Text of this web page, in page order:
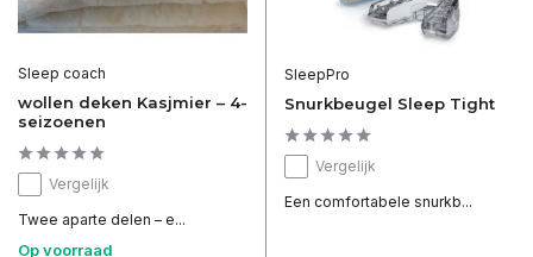
Sleep coach
wollen deken Kasjmier – 4-
seizoenen
Vergelijk
Twee aparte delen – e...
Op voorraad
SleepPro
Snurkbeugel Sleep Tight
Vergelijk
Een comfortabele snurkb...